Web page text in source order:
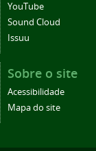
YouTube
Sound Cloud
Issuu
Sobre o site
Acessibilidade
Mapa do site